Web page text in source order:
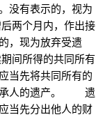
没有表示的，视为
两个月内，作出接
，现为放弃受遗
间所得的共同所有
当先将共同所有的
承人的遗产。 遗
当先分出他人的财